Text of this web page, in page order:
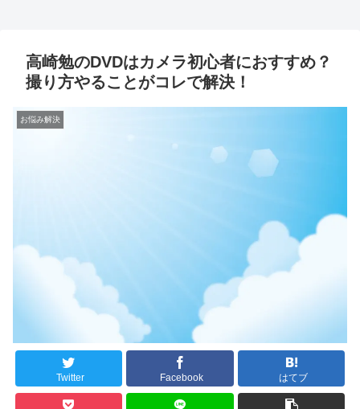
高崎勉のDVDはカメラ初心者におすすめ？
撮り方やることがコレで解決！
お悩み解決
Twitter Facebook はてブ